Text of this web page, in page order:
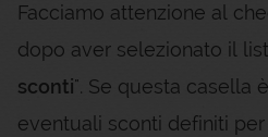
Facciamo attenzione al
dopo aver selezionato il
sconti". Se questa casella
eventuali sconti definiti